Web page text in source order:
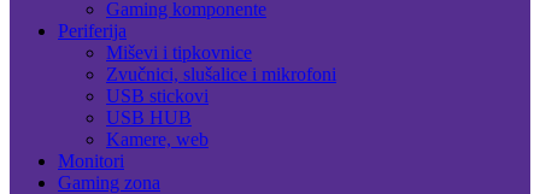
Gaming komponente
Periferija
Miševi i tipkovnice
Zvučnici, slušalice i mikrofoni
USB stickovi
USB HUB
Kamere, web
Monitori
Gaming zona